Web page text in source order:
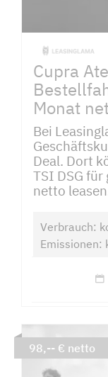
Cupra
Monat
Bei
Deal. Dort
TSI DSG
netto
Verbrauch:
Emissionen:
98,-- € netto